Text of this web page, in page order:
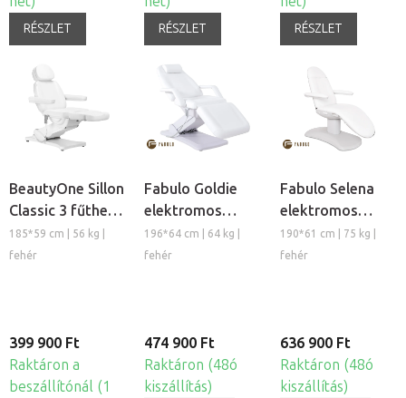
RÉSZLET RÉSZLET RÉSZLET
BeautyOne Sillon
Classic 3 fűthető
elektromos
kozmetikai
185*59 cm | 56 kg |
fehér
399 900 Ft
Raktáron a
beszállítónál (1
Fabulo Goldie
elektromos
kozmetikai
kezelõszék
196*64 cm | 64 kg |
fehér
474 900 Ft
Raktáron (48ó
kiszállítás)
Fabulo Selena
elektromos
kozmetikai
kezelőszék
190*61 cm | 75 kg |
fehér
636 900 Ft
Raktáron (48ó
kiszállítás)